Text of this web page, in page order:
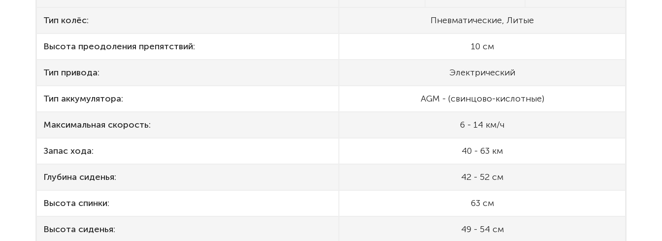
Тип колёс: Пневматические, Литые
Высота преодоления препятствий: 10 см
Тип привода: Электрический
Тип аккумулятора: AGM - (свинцово-кислотные)
Максимальная скорость: 6 - 14 км/ч
Запас хода: 40 - 63 км
Глубина сиденья: 42 - 52 см
Высота спинки: 63 см
Высота сиденья: 49 - 54 см